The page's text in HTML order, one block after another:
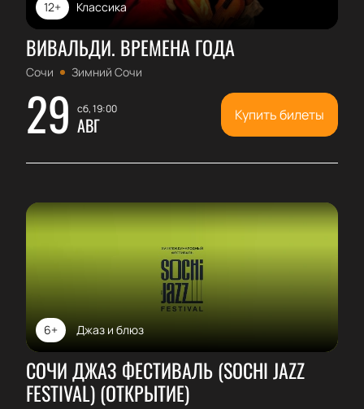
Классика
12+
ВИВАЛЬДИ. ВРЕМЕНА ГОДА
Сочи Зимний Сочи
29 сб, 19:00
АВГ Купить билеты
Джаз и блюз
6+
СОЧИ ДЖАЗ ФЕСТИВАЛЬ (SOCHI JAZZ
FESTIVAL) (ОТКРЫТИЕ)